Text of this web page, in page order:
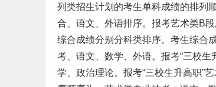
列类招生计划的考生单科成绩的排列
合、语文、外语排序。报考艺术类B
综合成绩分别分科类排序。考生综合
考、语文、数学、外语。报考“三校
学、政治理论。报考“三校生升高职”